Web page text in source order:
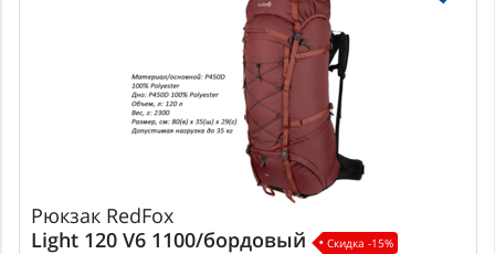
Рюкзак RedFox
Light 120 V6 1100/бордовый
Скидка -15%